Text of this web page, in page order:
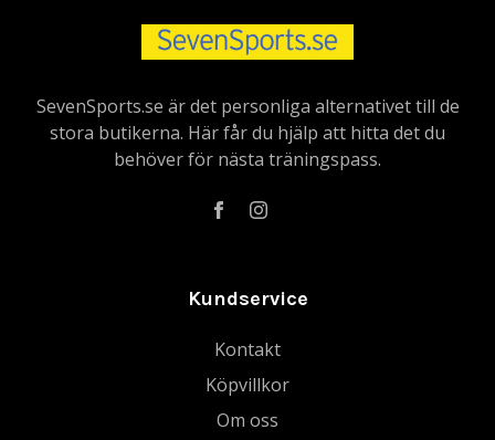
SevenSports.se är det personliga alternativet till de
stora butikerna. Här får du hjälp att hitta det du
behöver för nästa träningspass.
Kundservice
Kontakt
Köpvillkor
Om oss